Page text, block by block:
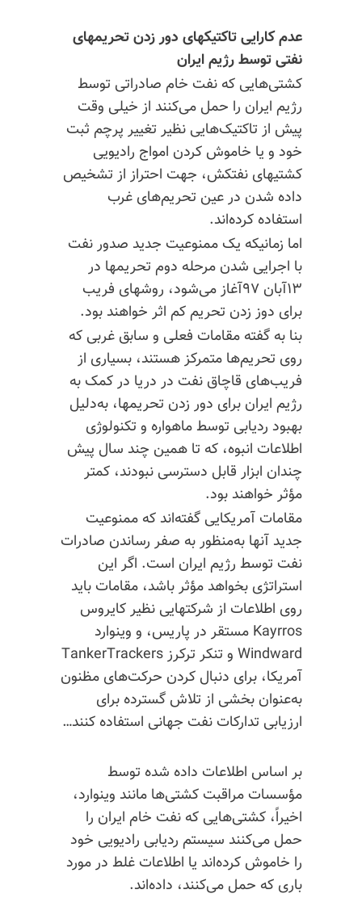
عدم کارایی تاکتیکهای دور زدن تحریمهای
نفتی توسط رژیم ایران
کشتی‌هایی که نفت خام صادراتی توسط
رژیم ایران را حمل می‌کنند از خیلی وقت
پیش از تاکتیک‌هایی نظیر تغییر پرچم ثبت
خود و یا خاموش کردن امواج رادیویی
کشتیهای نفتکش، جهت احتراز از تشخیص
داده شدن در عین تحریم‌های غرب
استفاده کرده‌اند.
اما زمانیکه یک ممنوعیت جدید صدور نفت
با اجرایی شدن مرحله دوم تحریمها در
۱۳آبان ۹۷آغاز می‌شود، روشهای فریب
برای دوز زدن تحریم کم اثر خواهند بود.
بنا‌ به گفته مقامات فعلی و سابق غربی که
روی تحریم‌ها متمرکز هستند، بسیاری از
فریب‌های قاچاق نفت در دریا در کمک به
رژیم ایران برای دور زدن تحریمها، به‌دلیل
بهبود ردیابی توسط ماهواره و تکنولوژی
اطلاعات انبوه، که تا همین چند سال پیش
چندان ابزار قابل دسترسی نبودند، کمتر
مؤثر خواهند بود.
مقامات آمریکایی گفته‌اند که ممنوعیت
جدید آنها به‌منظور به صفر رساندن صادرات
نفت توسط رژیم ایران است. اگر این
استراتژی بخواهد مؤثر باشد، مقامات باید
روی اطلاعات از شرکتهایی نظیر کایروس
Kayrros مستقر در پاریس، و وینوارد
Windward و تنکر ترکرز TankerTrackers
آمریکا، برای دنبال کردن حرکت‌های مظنون
به‌عنوان بخشی از تلاش گسترده برای
ارزیابی تدارکات نفت جهانی استفاده کنند…
بر اساس اطلاعات داده شده توسط
مؤسسات مراقبت کشتی‌ها مانند وینوارد،
اخیراً، کشتی‌هایی که نفت خام ایران را
حمل می‌کنند سیستم ردیابی رادیویی خود
را خاموش کرده‌اند یا اطلاعات غلط در مورد
باری که حمل می‌کنند، داده‌اند.